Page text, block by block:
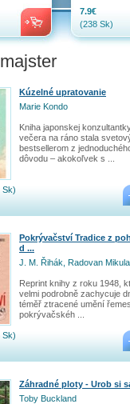
7.9€
(238 Sk)
Kúzelné upratovanie
Marie Kondo
Kniha japonskej
večera na ráno stala
bestsellerom z
dôvodu – akokoľvek s ...
Sk)
Pokrývačství Tradice z
d ...
J. M. Řihák, Radovan Mikula
Reprint knihy z roku 1948,
velmi podrobně zachycuje
téměř ztracené umění
pokrývačskéh ...
Sk)
Záhradné ploty - Urob si
Toby Buckland